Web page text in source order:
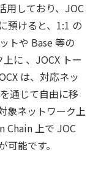
用しており、JOC
預けると、1:1 の
トや Base 等の
に 、JOCX トー
は、対応ネッ
通じて自由に移
象ネットワーク上
Chain 上で JOC
能です。